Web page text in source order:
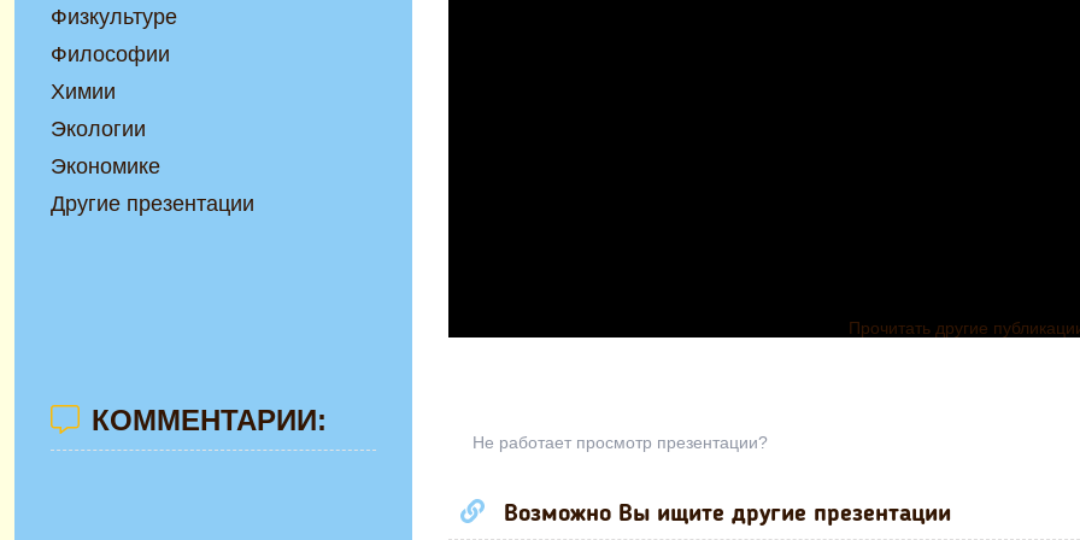
Прочитать другие
Не работает просмотр презентации?
Возможно Вы ищите другие презентации
Физкультуре
Философии
Химии
Экологии
Экономике
Другие презентации
КОММЕНТАРИИ: